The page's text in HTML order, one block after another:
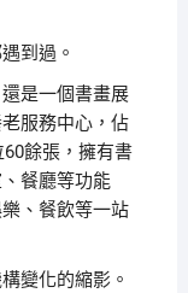
到過。
是一個書畫展
服務中心，佔
餘張，擁有書
餐廳等功能
、餐飲等一站
變化的縮影。